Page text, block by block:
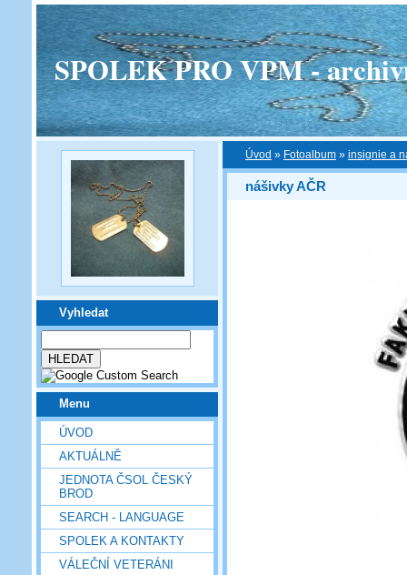
SPOLEK PRO VPM -
Vyhledat
Menu
ÚVOD
AKTUÁLNĚ
JEDNOTA ČSOL ČESKÝ
BROD
SEARCH - LANGUAGE
SPOLEK A KONTAKTY
VÁLEČNÍ VETERÁNI
Úvod » Fotoalbum » insignie a
nášivky AČR